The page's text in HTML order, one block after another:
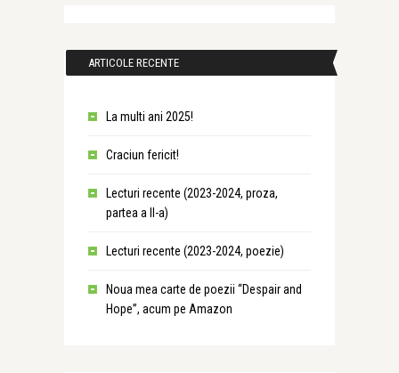
ARTICOLE RECENTE
La multi ani 2025!
Craciun fericit!
Lecturi recente (2023-2024, proza,
partea a II-a)
Lecturi recente (2023-2024, poezie)
Noua mea carte de poezii “Despair and
Hope”, acum pe Amazon